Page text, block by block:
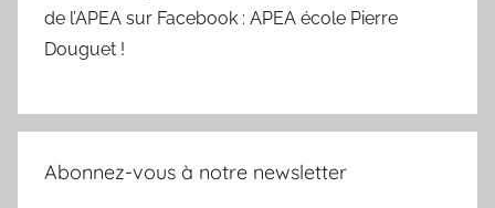
de l’APEA sur Facebook : APEA école Pierre
Douguet !
Abonnez-vous à notre newsletter